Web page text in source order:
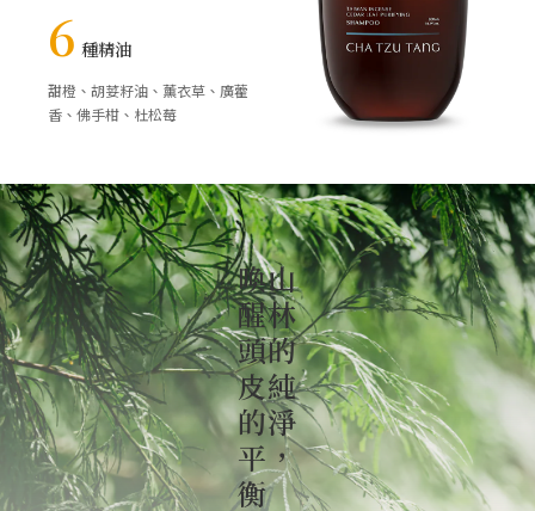
6 種精油
甜橙、胡荽籽油、薰衣草、廣藿
香、佛手柑、杜松莓
山
林
的
純
淨
，
喚
醒
頭
皮
的
平
衡